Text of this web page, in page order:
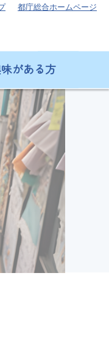
都庁総合ホームページ
がある方